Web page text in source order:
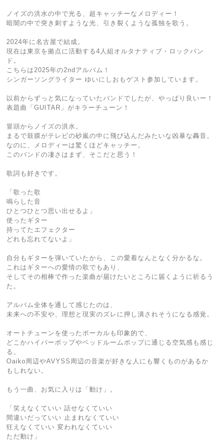
ノイズの洪水の中で光る、超キャッチーなメロディー！
暗闇の中で突き刺すような光、引き裂くような孤独を歌う。
2024年に名古屋で結成。
現在は東京を拠点に活動する4人組オルタナティブ・ロックバン
ド。
こちらは2025年の2ndアルバム！
シンガーソングライター ゆいにしおもゲスト参加しています。
以前からずっと気になっていたバンドでしたが、やっぱり良いー！
表題曲「GUITAR」がキラーチューン！
冒頭からノイズの洪水。
まるで鼓膜がテレビの砂嵐の中に飛び込んだみたいな凶暴な轟音。
なのに、メロディーは驚くほどキャッチー。
このバンドの凄さはまず、そこだと思う！
歌詞も好きです。
「歌った歌
鳴らした音
ひとつひとつ思い出せるよ」
使ったギター
持ってたエフェクター
どれも忘れてないよ」
自分もギターを弾いていたから、この愛着なんとなく分かるな。
これはギターへの愛情の歌でもあり、
そしてその相棒で作った楽曲が届けたいところに届くように祈るう
た。
アルバム全体を通して感じたのは、
未来への不安や、理想と現実のズレに押し潰されそうになる感覚。
オートチューンを使ったボーカルも印象的で、
どこかハイパーポップやベッドルームポップに通じる空気感も感じ
る。
Oaiko周辺やAVYSS周辺の音楽が好きな人にも響くものがあるか
もしれない。
もう一曲、お気に入りは「動け」。
「笑えなくていい 話せなくていい
間違いだっていい 止まれなくていい
狂えなくていい 変われなくていい
ただ動け」